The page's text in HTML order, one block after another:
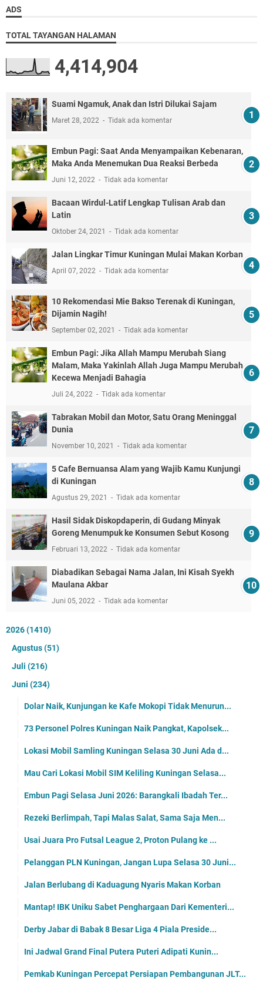
ADS
TOTAL TAYANGAN HALAMAN
4,414,904
Suami Ngamuk, Anak dan Istri Dilukai Sajam
Maret 28, 2022 Tidak ada komentar
Embun Pagi: Saat Anda Menyampaikan Kebenaran,
Maka Anda Menemukan Dua Reaksi Berbeda
Juni 12, 2022 Tidak ada komentar
Bacaan Wirdul-Latif Lengkap Tulisan Arab dan
Latin
Oktober 24, 2021 Tidak ada komentar
Jalan Lingkar Timur Kuningan Mulai Makan Korban
April 07, 2022 Tidak ada komentar
10 Rekomendasi Mie Bakso Terenak di Kuningan,
Dijamin Nagih!
September 02, 2021 Tidak ada komentar
Embun Pagi: Jika Allah Mampu Merubah Siang
Malam, Maka Yakinlah Allah Juga Mampu Merubah
Kecewa Menjadi Bahagia
Juli 24, 2022 Tidak ada komentar
Tabrakan Mobil dan Motor, Satu Orang Meninggal
Dunia
November 10, 2021 Tidak ada komentar
5 Cafe Bernuansa Alam yang Wajib Kamu Kunjungi
di Kuningan
Agustus 29, 2021 Tidak ada komentar
Hasil Sidak Diskopdaperin, di Gudang Minyak
Goreng Menumpuk ke Konsumen Sebut Kosong
Februari 13, 2022 Tidak ada komentar
Diabadikan Sebagai Nama Jalan, Ini Kisah Syekh
Maulana Akbar
Juni 05, 2022 Tidak ada komentar
2026(1410)
Agustus(51)
Juli (216)
Juni (234)
Dolar Naik, Kunjungan ke Kafe Mokopi Tidak Menurun...
73 Personel Polres Kuningan Naik Pangkat, Kapolsek...
Lokasi Mobil Samling Kuningan Selasa 30 Juni Ada d...
Mau Cari Lokasi Mobil SIM Keliling Kuningan Selasa...
Embun Pagi Selasa Juni 2026: Barangkali Ibadah Ter...
Rezeki Berlimpah, Tapi Malas Salat, Sama Saja Men...
Usai Juara Pro Futsal League 2, Proton Pulang ke ...
Pelanggan PLN Kuningan, Jangan Lupa Selasa 30 Juni...
Jalan Berlubang di Kaduagung Nyaris Makan Korban
Mantap! IBK Uniku Sabet Penghargaan Dari Kementeri...
Derby Jabar di Babak 8 Besar Liga 4 Piala Preside...
Ini Jadwal Grand Final Putera Puteri Adipati Kunin...
Pemkab Kuningan Percepat Persiapan Pembangunan JLT...